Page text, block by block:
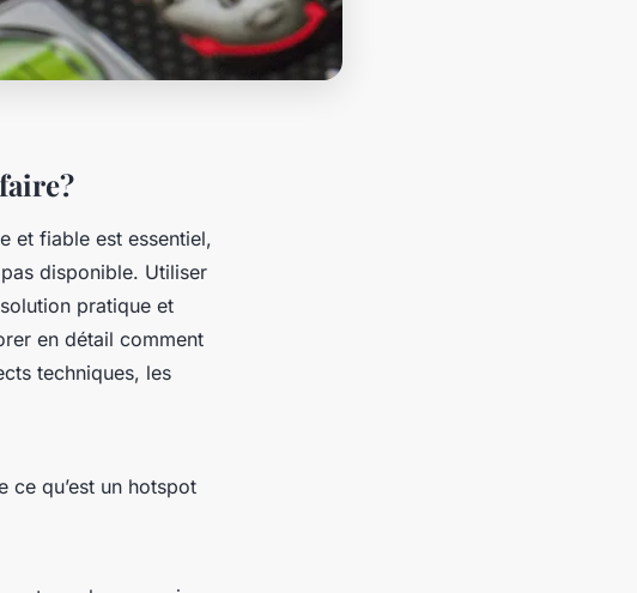
et fiable est essentiel,
disponible. Utiliser
pratique et
en détail comment
techniques, les
qu’est un hotspot